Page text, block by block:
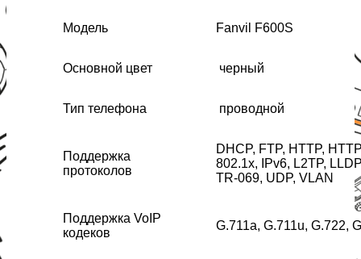
Модель Fanvil F600S
Основной цвет черный
Тип телефона проводной
Поддержка
протоколов
DHCP, FTP, HTTP,
802.1x, IPv6, L2TP,
TR-069, UDP, VLAN
Поддержка VoIP
кодеков
G.711a, G.711u, G.722,